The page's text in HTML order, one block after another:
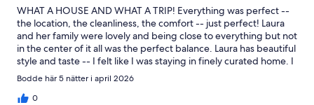
WHAT A HOUSE AND WHAT A TRIP! Everything was perfect --
the location, the cleanliness, the comfort -- just perfect! Laura
and her family were lovely and being close to everything but not
in the center of it all was the perfect balance. Laura has beautiful
style and taste -- I felt like I was staying in finely curated home. I
look forward to booking next time I am in London -- one of the
best VRBO's I've been to for sure. Thank you Laura!
Bodde här 5 nätter i april 2026
0